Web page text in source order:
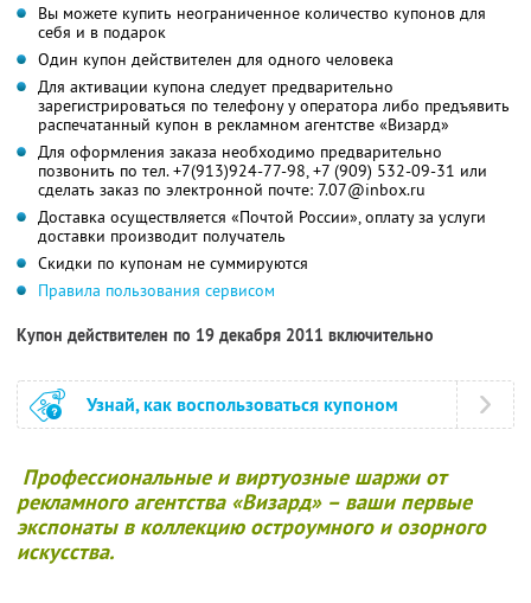
Вы можете купить неограниченное количество купонов для
себя и в подарок
Один купон действителен для одного человека
Для активации купона следует предварительно
зарегистрироваться по телефону у оператора либо предъявить
распечатанный купон в рекламном агентстве «Визард»
Для оформления заказа необходимо предварительно
позвонить по тел. +7(913)924-77-98, +7 (909) 532-09-31 или
сделать заказ по электронной почте: 7.07@inbox.ru
Доставка осуществляется «Почтой России», оплату за услуги
доставки производит получатель
Скидки по купонам не суммируются
Правила пользования сервисом
Купон действителен по 19 декабря 2011 включительно
Узнай, как воспользоваться купоном
Профессиональные и виртуозные шаржи от
рекламного агентства «Визард» – ваши первые
экспонаты в коллекцию остроумного и озорного
искусства.